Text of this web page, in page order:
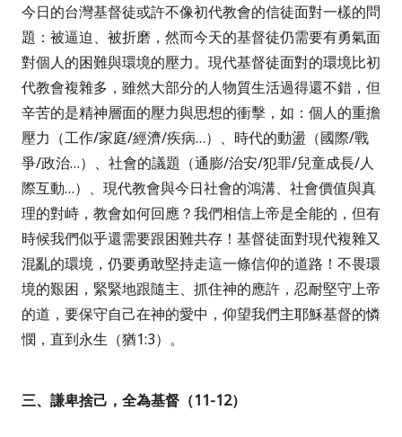
今日的台灣基督徒或許不像初代教會的信徒面對一樣的問
題：被逼迫、被折磨，然而今天的基督徒仍需要有勇氣面
對個人的困難與環境的壓力。現代基督徒面對的環境比初
代教會複雜多，雖然大部分的人物質生活過得還不錯，但
辛苦的是精神層面的壓力與思想的衝擊，如：個人的重擔
壓力（工作/家庭/經濟/疾病…）、時代的動盪（國際/戰
爭/政治…）、社會的議題（通膨/治安/犯罪/兒童成長/人
際互動…）、現代教會與今日社會的鴻溝、社會價值與真
理的對峙，教會如何回應？我們相信上帝是全能的，但有
時候我們似乎還需要跟困難共存！基督徒面對現代複雜又
混亂的環境，仍要勇敢堅持走這一條信仰的道路！不畏環
境的艱困，緊緊地跟隨主、抓住神的應許，忍耐堅守上帝
的道，要保守自己在神的愛中，仰望我們主耶穌基督的憐
憫，直到永生（猶1:3）。
三、謙卑捨己，全為基督（11-12）